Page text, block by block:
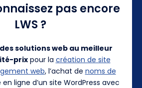
pas encore
LWS ?
solutions web au meilleur
prixpour la création de site
web, l’achat de noms de
en ligne d’un site WordPress avec